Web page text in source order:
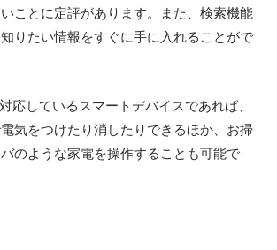
ことに定評があります。また、検索機能
りたい情報をすぐに手に入れることがで
応しているスマートデバイスであれば、
気をつけたり消したりできるほか、お掃
のような家電を操作することも可能で